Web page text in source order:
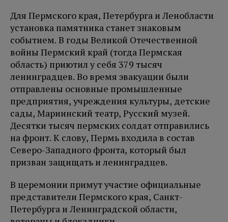
Для Пермского края, Петербурга и Ленобласти
установка памятника станет знаковым
событием. В годы Великой Отечественной
войны Пермский край (тогда Пермская
область) приютил у себя 379 тысяч
ленинградцев. Во время эвакуации были
отправлены основные промышленные
предприятия, учреждения культуры, детские
сады, Мариинский театр, Русский музей.
Десятки тысяч пермских солдат отправились
на фронт. К слову, Пермь входила в состав
Северо-Западного фронта, который был
призван защищать и ленинградцев.
В церемонии примут участие официальные
представители Пермского края, Санкт-
Петербурга и Ленинградской области,